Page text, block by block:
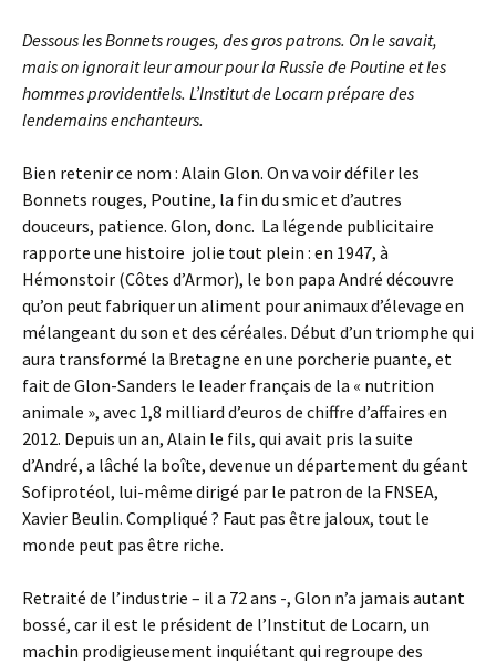
Dessous les Bonnets rouges, des gros patrons. On le savait,
mais on ignorait leur amour pour la Russie de Poutine et les
hommes providentiels. L’Institut de Locarn prépare des
lendemains enchanteurs.
Bien retenir ce nom : Alain Glon. On va voir défiler les
Bonnets rouges, Poutine, la fin du smic et d’autres
douceurs, patience. Glon, donc. La légende publicitaire
rapporte une histoire jolie tout plein : en 1947, à
Hémonstoir (Côtes d’Armor), le bon papa André découvre
qu’on peut fabriquer un aliment pour animaux d’élevage en
mélangeant du son et des céréales. Début d’un triomphe qui
aura transformé la Bretagne en une porcherie puante, et
fait de Glon-Sanders le leader français de la « nutrition
animale », avec 1,8 milliard d’euros de chiffre d’affaires en
2012. Depuis un an, Alain le fils, qui avait pris la suite
d’André, a lâché la boîte, devenue un département du géant
Sofiprotéol, lui-même dirigé par le patron de la FNSEA,
Xavier Beulin. Compliqué ? Faut pas être jaloux, tout le
monde peut pas être riche.
Retraité de l’industrie – il a 72 ans -, Glon n’a jamais autant
bossé, car il est le président de l’Institut de Locarn, un
machin prodigieusement inquiétant qui regroupe des